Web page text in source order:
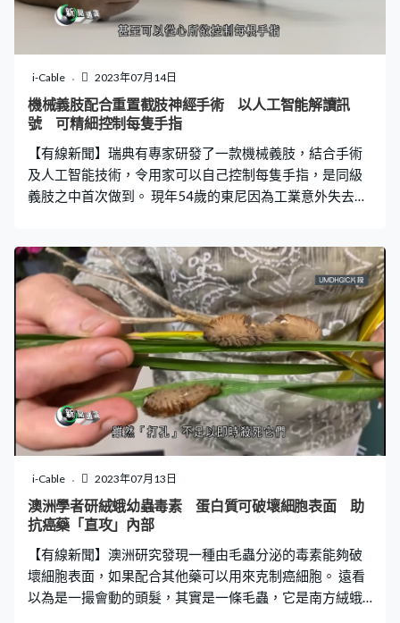
「在手動駕駛車中，你經常會見到行人向司機揮手和打手
勢。這項研究有趣的發現，尤其對我這個隱藏司機來說，
是人們會繼續這樣做，他們會揮手和感謝那輛車，即使沒
有司機在內。」 研究員一共記錄了500多個行人和車輛的
互動，亦以問卷訪問了數十個行人，他們相信調查結果有
助設計更自然的人機界面，將自動駕駛技術融入城市。
i-Cable 2023年07月14日
機械義肢配合重置截肢神經手術 以人工智能解讀訊
號 可精細控制每隻手指
【有線新聞】瑞典有專家研發了一款機械義肢，結合手術
及人工智能技術，令用家可以自己控制每隻手指，是同級
義肢之中首次做到。 現年54歲的東尼因為工業意外失去大
有義肢做到。 現時截肢人士運用一般義肢，靠的是殘肢上
剩餘肌肉的訊號，訊息精確度相當有限。瑞典仿生及痛覺
研究中心重新思考義肢的接駁方式，不再靠感受殘留肌
肉，而是以外科手術重新配置截肢部位的神經，透過電極
接駁到義肢中樞，再以人工智能解讀神經訊號，令指令精
細至足以獨立控制5根指頭。 人工智能的強項是辨認訊號
模式，所以透過深度學習，就算只是讀取手臂的有限訊
號，已經可以推算用家的心意。將這種「讀心術」用在義
肢上面，配合神經配置及植入電極，三管齊下得到這個成
果。研究的下一步是令義肢可以將每隻指尖受到的壓力，
回饋到用家的大腦，提供真實的觸感，令控制更加得心應
手。
i-Cable 2023年07月13日
澳洲學者研絨蛾幼蟲毒素 蛋白質可破壞細胞表面 助
抗癌藥「直攻」內部
【有線新聞】澳洲研究發現一種由毛蟲分泌的毒素能夠破
壞細胞表面，如果配合其他藥可以用來克制癌細胞。 遠看
以為是一撮會動的頭髮，其實是一條毛蟲，它是南方絨蛾